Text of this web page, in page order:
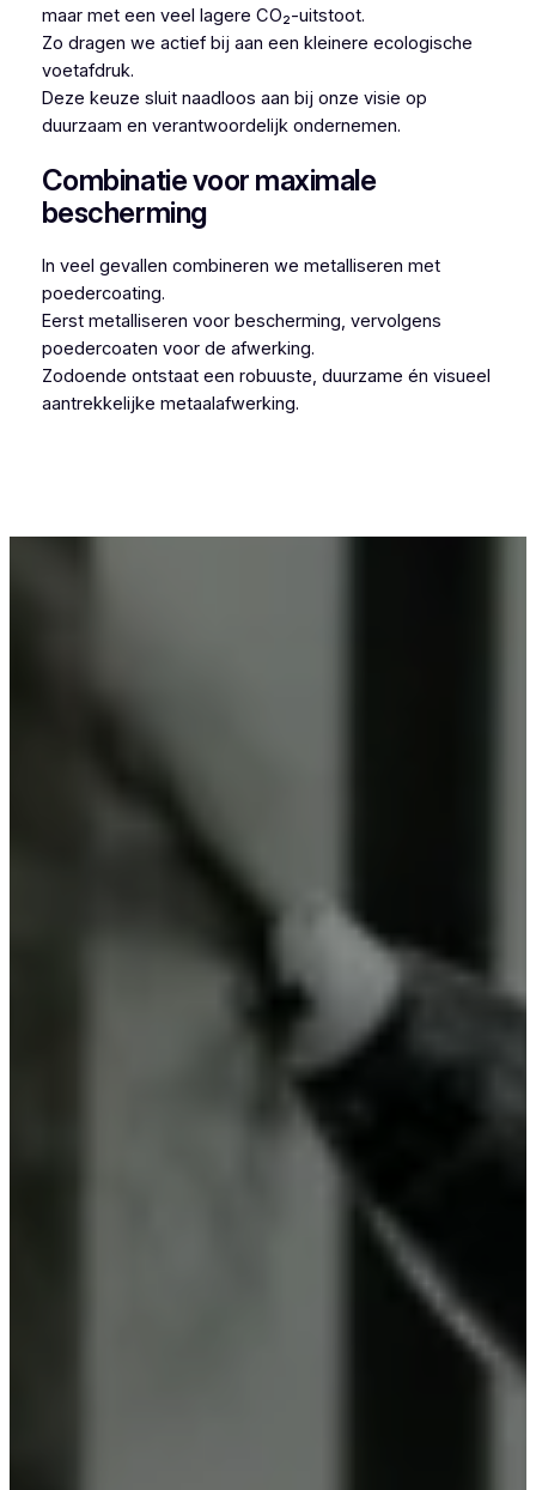
maar met een veel lagere CO₂-uitstoot.
Zo dragen we actief bij aan een kleinere ecologische
voetafdruk.
Deze keuze sluit naadloos aan bij onze visie op
duurzaam en verantwoordelijk ondernemen.
Combinatie voor maximale
bescherming
In veel gevallen combineren we metalliseren met
poedercoating.
Eerst metalliseren voor bescherming, vervolgens
poedercoaten voor de afwerking.
Zodoende ontstaat een robuuste, duurzame én visueel
aantrekkelijke metaalafwerking.